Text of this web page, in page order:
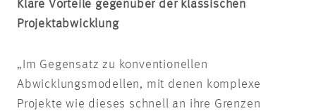
Klare Vorteile gegenüber der klassischen
Projektabwicklung
„Im Gegensatz zu konventionellen
Abwicklungsmodellen, mit denen komplexe
Projekte wie dieses schnell an ihre Grenzen